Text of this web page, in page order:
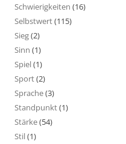
Schwierigkeiten (16)
Selbstwert(115)
Sieg(2)
Sinn (1)
Spiel(1)
Sport(2)
Sprache(3)
Standpunkt(1)
Stärke(54)
Stil(1)